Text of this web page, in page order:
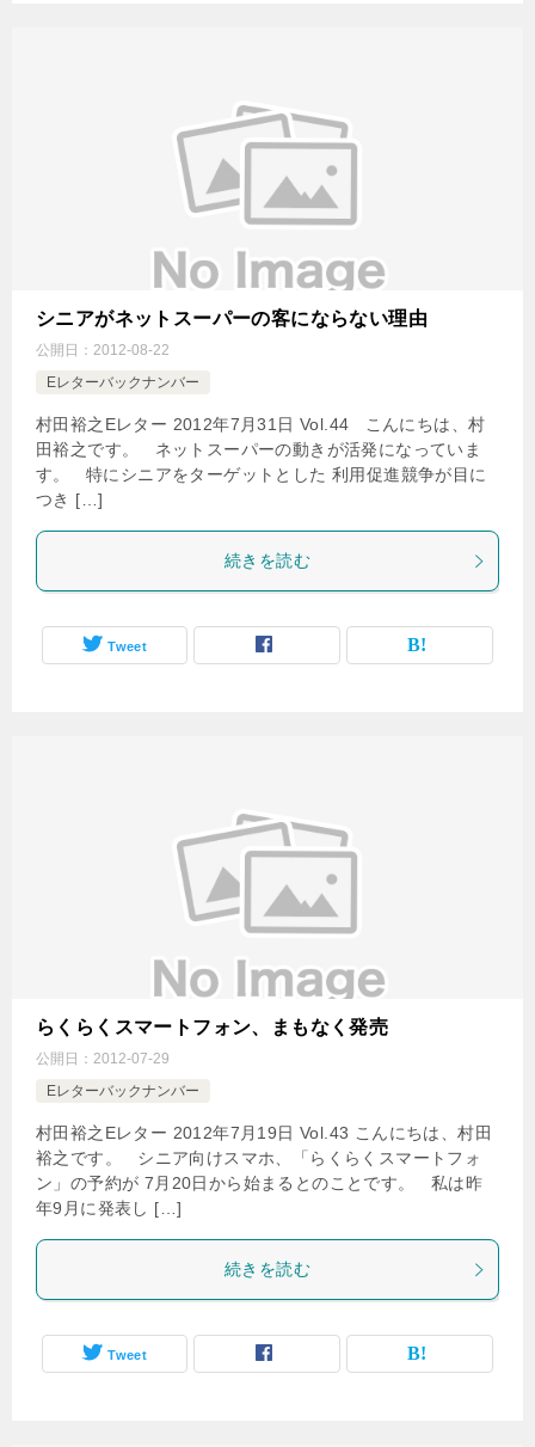
シニアがネットスーパーの客にならない理由
公開日： 2012-08-22
Eレターバックナンバー
村田裕之Eレター 2012年7月31日 Vol.44 こんにちは、村
田裕之です。 ネットスーパーの動きが活発になっていま
す。 特にシニアをターゲットとした 利用促進競争が目に
つき […]
続きを読む
Tweet
らくらくスマートフォン、まもなく発売
公開日： 2012-07-29
Eレターバックナンバー
村田裕之Eレター 2012年7月19日 Vol.43 こんにちは、村田
裕之です。 シニア向けスマホ、「らくらくスマートフォ
ン」の予約が 7月20日から始まるとのことです。 私は昨
年9月に発表し […]
続きを読む
Tweet